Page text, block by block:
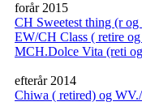
forår 2015
CH Sweetest thing (r
EW/CH Class ( retire
MCH.Dolce Vita (reti
efterår 2014
Chiwa ( retired) og